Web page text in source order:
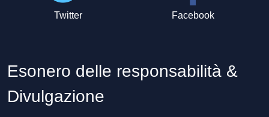
Twitter Facebook
Esonero delle responsabilità &
Divulgazione